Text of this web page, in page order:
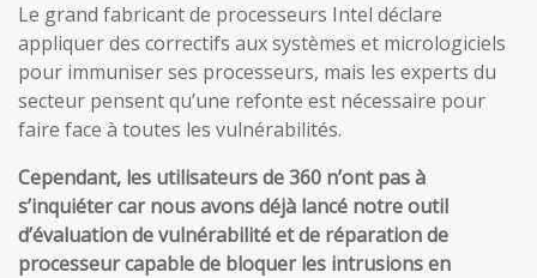
Le grand fabricant de processeurs Intel déclare
appliquer des correctifs aux systèmes et micrologiciels
pour immuniser ses processeurs, mais les experts du
secteur pensent qu’une refonte est nécessaire pour
faire face à toutes les vulnérabilités.
Cependant, les utilisateurs de 360 n’ont pas à
s’inquiéter car nous avons déjà lancé notre outil
d’évaluation de vulnérabilité et de réparation de
processeur capable de bloquer les intrusions en